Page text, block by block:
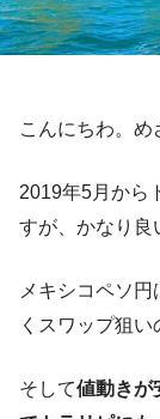
こんにちわ。め
2019年5月から
すが、かなり良
メキシコペソ
くスワップ狙い
そして値動きが